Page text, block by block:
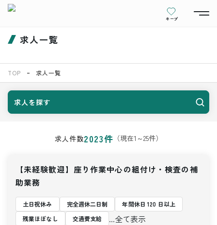
キープ
求人一覧
TOP 求人一覧
求人を探す
求人件数2023件 （現在1 ～25件）
【未経験歓迎】座り作業中心の組付け・検査の補
助業務
土日祝休み 完全週休二日制
年間休日 120 日以上
残業ほぼなし
交通費支給 ...全て表示